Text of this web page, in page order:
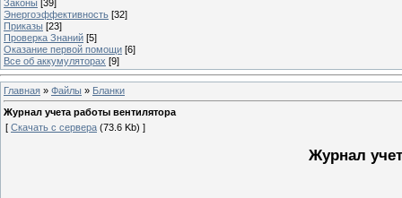
Законы [39]
Энергоэффективность [32]
Приказы [23]
Проверка Знаний [5]
Оказание первой помощи [6]
Все об аккумуляторах [9]
Главная » Файлы » Бланки
Журнал учета работы вентилятора
[ Скачать с сервера (73.6 Kb) ]
Журнал